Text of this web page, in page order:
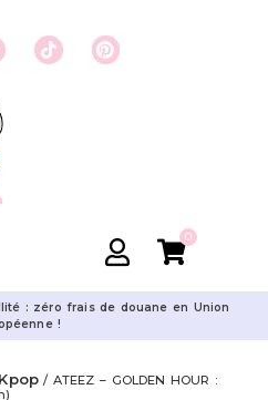
0
: zéro frais de douane en Union
!
/ ATEEZ – GOLDEN HOUR :